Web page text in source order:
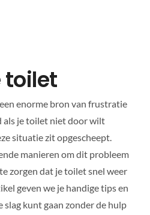
toilet
enorme bron van frustratie
als je toilet niet door wilt
situatie zit opgescheept.
manieren om dit probleem
zorgen dat je toilet snel weer
geven we je handige tips en
slag kunt gaan zonder de hulp